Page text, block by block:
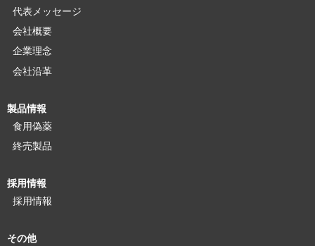
代表メッセージ
会社概要
企業理念
会社沿革
製品情報
食用偽薬
終売製品
採用情報
採用情報
その他